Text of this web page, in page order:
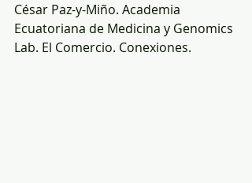
César Paz-y-Miño. Academia
Ecuatoriana de Medicina y Genomics
Lab. El Comercio. Conexiones.